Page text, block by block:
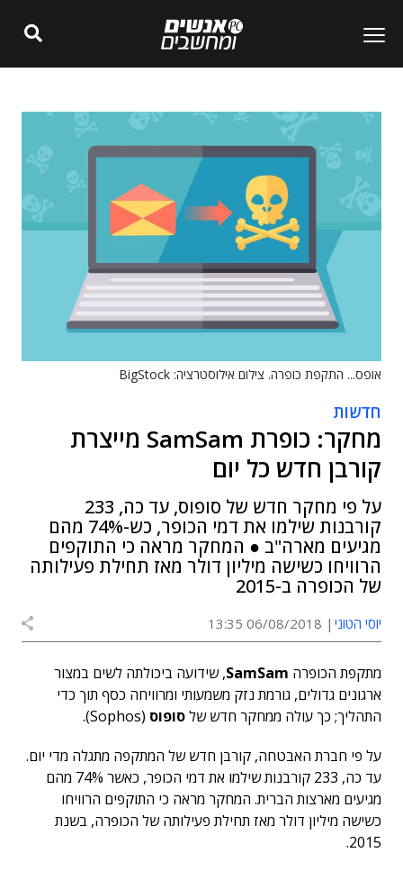
אופס... התקפת כופרה. צילום אילוסטרציה: BigStock
חדשות
מחקר: כופרת SamSam מייצרת
קורבן חדש כל יום
על פי מחקר חדש של סופוס, עד כה, 233
קורבנות שילמו את דמי הכופר, כש-74% מהם
מגיעים מארה"ב ● המחקר מראה כי התוקפים
הרוויחו כשישה מיליון דולר מאז תחילת פעילותה
של הכופרה ב-2015
יוסי הטוני 06/08/2018 13:35
מתקפת הכופרה SamSam, שידועה ביכולתה לשים במצור
ארגונים גדולים, גורמת נזק משמעותי ומרוויחה כסף תוך כדי
התהליך; כך עולה ממחקר חדש שלסופוס (Sophos).
על פי חברת האבטחה, קורבן חדש של המתקפה מתגלה מדי יום.
עד כה, 233 קורבנות שילמו את דמי הכופר, כאשר 74% מהם
מגיעים מארצות הברית. המחקר מראה כי התוקפים הרוויחו
כשישה מיליון דולר מאז תחילת פעילותה של הכופרה, בשנת
2015.